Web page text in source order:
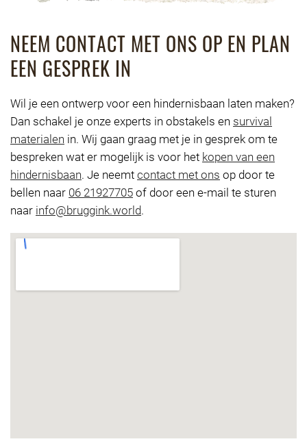
NEEM CONTACT MET ONS OP EN PLAN
EEN GESPREK IN
Wil je een ontwerp voor een hindernisbaan laten maken?
Dan schakel je onze experts in obstakels en survival
materialen in. Wij gaan graag met je in gesprek om te
bespreken wat er mogelijk is voor het kopen van een
hindernisbaan. Je neemt contact met ons op door te
bellen naar 06 21927705 of door een e-mail te sturen
naar info@bruggink.world.